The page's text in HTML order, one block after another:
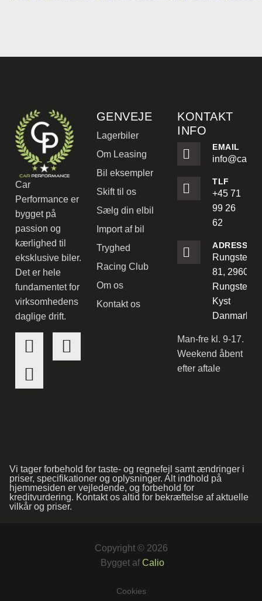
Car
Performance er
bygget på
passion og
kærlighed til
eksklusive biler.
Det er hele
fundamentet for
virksomhedens
daglige drift.
GENVEJE
Lagerbiler
Om Leasing
Bil eksempler
Skift til os
Sælg din elbil
Import af bil
Tryghed
Racing Club
Om os
Kontakt os
KONTAKT
INFO
EMAIL
TLF
+45 71
99 26
62
ADRESSE
81, 2960
Rungsted
Kyst
Danmark
Man-fre kl. 9-17.
Weekend åbent
efter aftale
Vi tager forbehold for taste- og regnefejl samt ændringer i
priser, specifikationer og oplysninger. Alt indhold på
hjemmesiden er vejledende, og forbehold for
kreditvurdering. Kontakt os altid for bekræftelse af aktuelle
vilkår og priser.
Copyright © 2026
Bygget afCalio
Cookies